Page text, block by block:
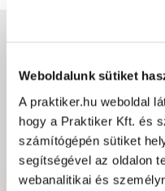
Weboldalunk sütiket
A praktiker.hu weboldal
hogy a Praktiker Kft. és
számítógépén sütiket
segítségével az oldalon
webanalitikai és
Dokumentumok,